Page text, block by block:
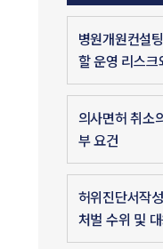
병원개원컨설
할 운영 리스크
의사면허 취소
부 요건
허위진단서작
처벌 수위 및